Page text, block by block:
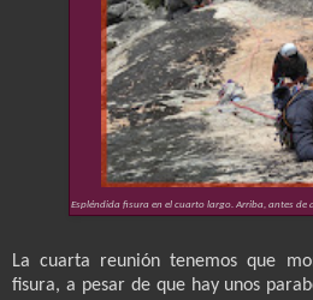
Espléndida fisura en el cuarto largo. Arriba, antes de
La cuarta reunión tenemos que
fisura, a pesar de que hay unos